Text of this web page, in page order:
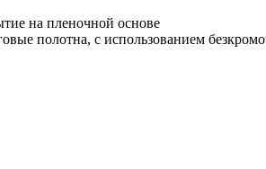
на пленочной основе
полотна, с использованием